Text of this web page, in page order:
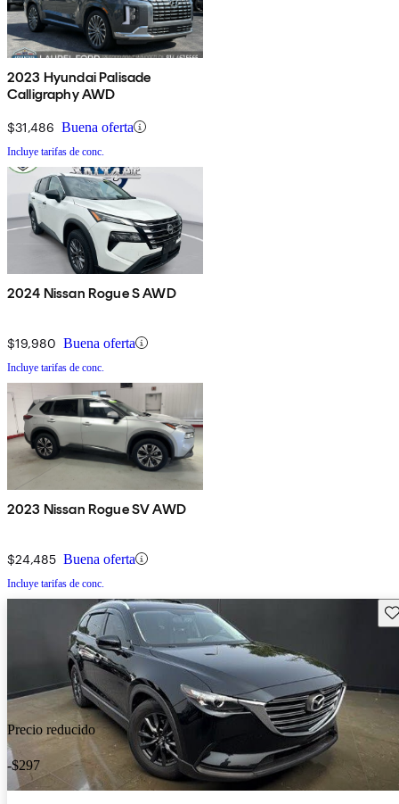
2023 Hyundai Palisade
Calligraphy AWD
$31,486 Buena oferta
Incluye tarifas de conc.
2024 Nissan Rogue S AWD
$19,980 Buena oferta
Incluye tarifas de conc.
2023 Nissan Rogue SV AWD
$24,485 Buena oferta
Incluye tarifas de conc.
Precio reducido
-$297